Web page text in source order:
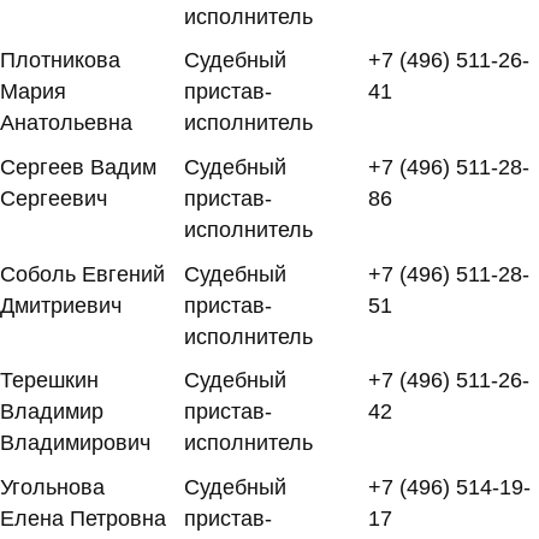
исполнитель
Плотникова
Мария
Анатольевна
Судебный
пристав-
исполнитель
+7 (496) 511-26-
41
Сергеев Вадим
Сергеевич
Судебный
пристав-
исполнитель
+7 (496) 511-28-
86
Соболь Евгений
Дмитриевич
Судебный
пристав-
исполнитель
+7 (496) 511-28-
51
Терешкин
Владимир
Владимирович
Судебный
пристав-
исполнитель
+7 (496) 511-26-
42
Угольнова
Елена Петровна
Судебный
пристав-
+7 (496) 514-19-
17